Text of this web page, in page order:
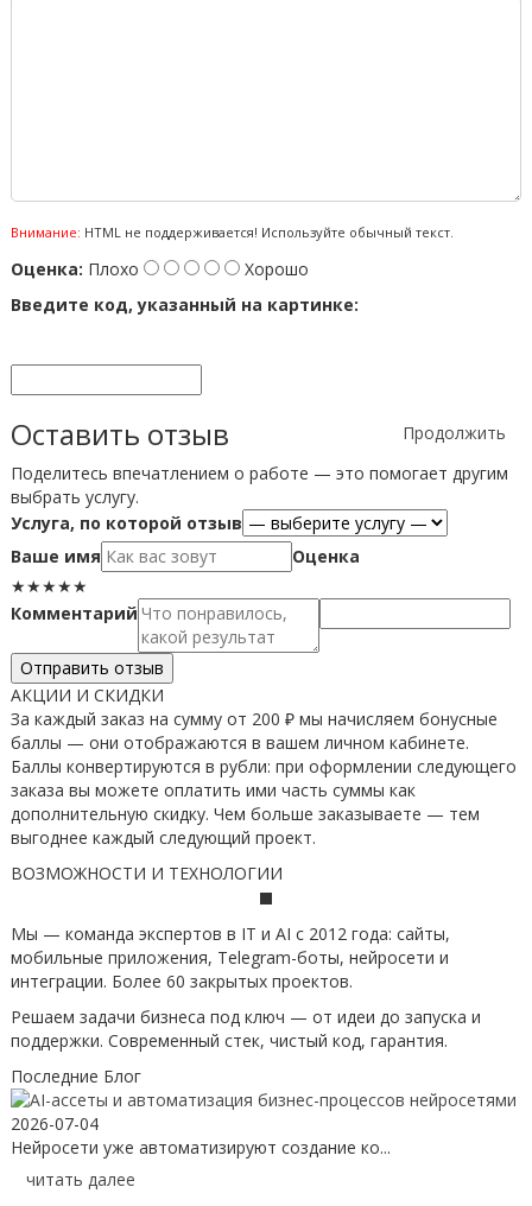
Внимание: HTML не поддерживается! Используйте обычный текст.
Оценка: Плохо
Хорошо
Введите код, указанный на картинке:
Продолжить
Оставить отзыв
Поделитесь впечатлением о работе — это помогает другим
выбрать услугу.
Услуга, по которой отзыв
Ваше имя
Оценка
★★★★★
Комментарий
Отправить отзыв
АКЦИИ И СКИДКИ
За каждый заказ на сумму от 200 ₽ мы начисляем бонусные
баллы — они отображаются в вашем личном кабинете.
Баллы конвертируются в рубли: при оформлении следующего
заказа вы можете оплатить ими часть суммы как
дополнительную скидку. Чем больше заказываете — тем
выгоднее каждый следующий проект.
ВОЗМОЖНОСТИ И ТЕХНОЛОГИИ
Мы — команда экспертов в IT и AI с 2012 года: сайты,
мобильные приложения, Telegram-боты, нейросети и
интеграции. Более 60 закрытых проектов.
Решаем задачи бизнеса под ключ — от идеи до запуска и
поддержки. Современный стек, чистый код, гарантия.
Последние Блог
2026-07-04
Нейросети уже автоматизируют создание ко...
читать далее